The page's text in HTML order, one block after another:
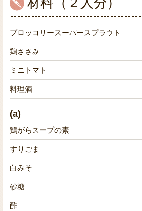
材料（２人分）
ブロッコリースーパースプラウト
鶏ささみ
ミニトマト
料理酒
(a)
鶏がらスープの素
すりごま
白みそ
砂糖
酢